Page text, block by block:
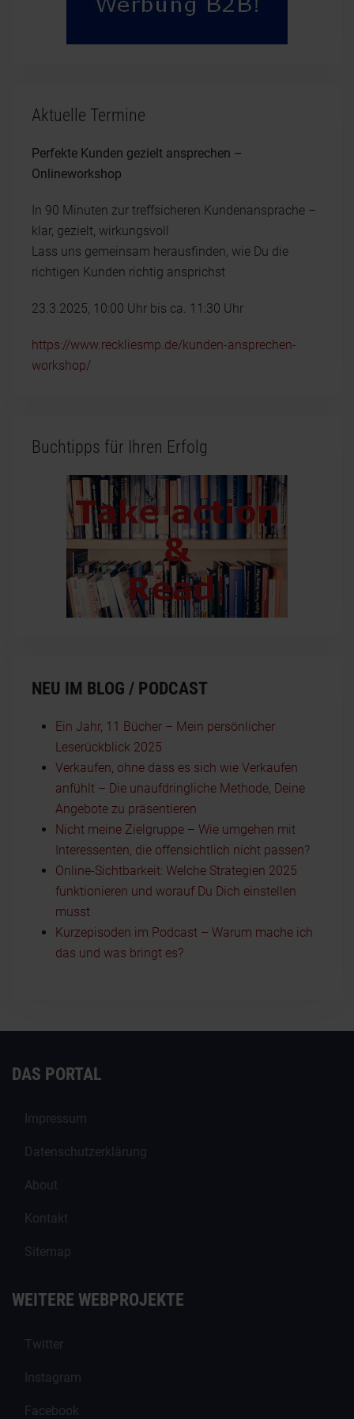
Aktuelle Termine
Perfekte Kunden gezielt ansprechen –
Onlineworkshop
In 90 Minuten zur treffsicheren Kundenansprache –
klar, gezielt, wirkungsvoll
Lass uns gemeinsam herausfinden, wie Du die
richtigen Kunden richtig ansprichst
23.3.2025, 10:00 Uhr bis ca. 11:30 Uhr
https://www.reckliesmp.de/kunden-ansprechen-
workshop/
Buchtipps für Ihren Erfolg
NEU IM BLOG / PODCAST
Ein Jahr, 11 Bücher – Mein persönlicher
Leserückblick 2025
Verkaufen, ohne dass es sich wie Verkaufen
anfühlt – Die unaufdringliche Methode, Deine
Angebote zu präsentieren
Nicht meine Zielgruppe – Wie umgehen mit
Interessenten, die offensichtlich nicht passen?
Online-Sichtbarkeit: Welche Strategien 2025
funktionieren und worauf Du Dich einstellen
musst
Kurzepisoden im Podcast – Warum mache ich
das und was bringt es?
DAS PORTAL
Impressum
Datenschutzerklärung
About
Kontakt
Sitemap
WEITERE WEBPROJEKTE
Twitter
Instagram
Facebook